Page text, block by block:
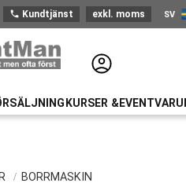
phone Kundtjänst exkl. moms SV
KURSER &EVENT
BORRMASKIN